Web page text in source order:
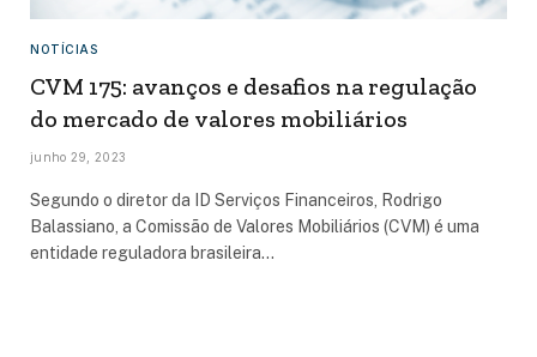
NOTÍCIAS
CVM 175: avanços e desafios na regulação
do mercado de valores mobiliários
junho 29, 2023
Segundo o diretor da ID Serviços Financeiros, Rodrigo
Balassiano, a Comissão de Valores Mobiliários (CVM) é uma
entidade reguladora brasileira…